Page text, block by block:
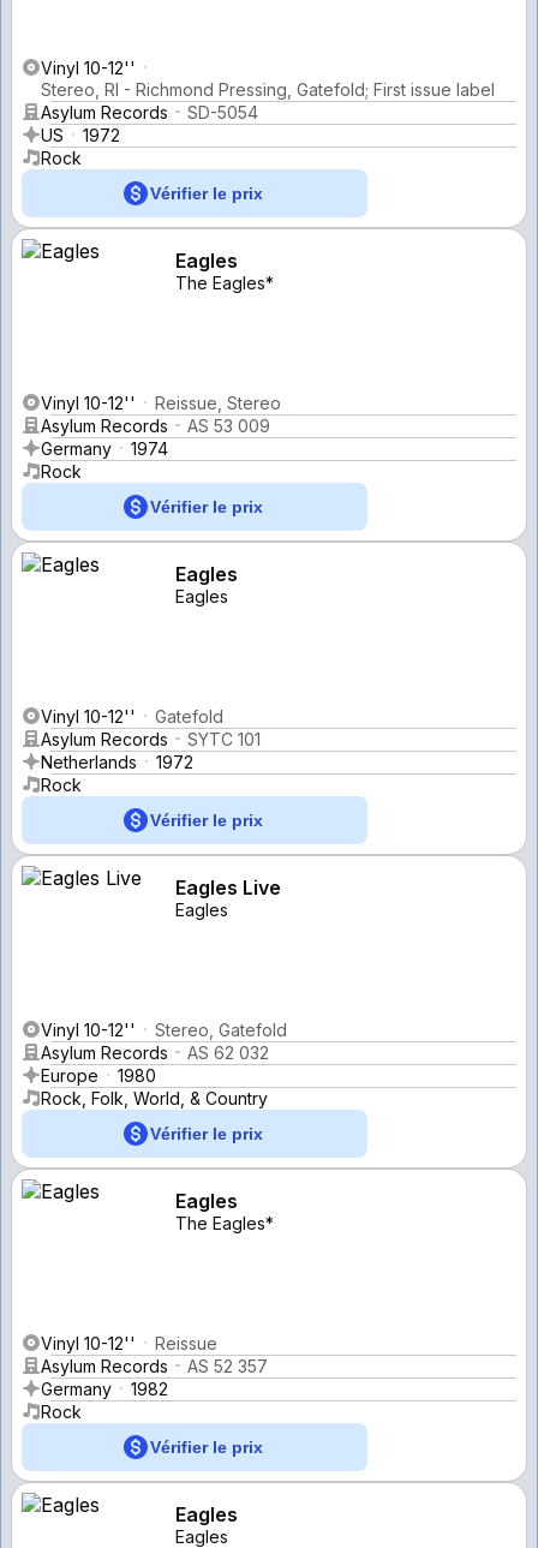
Vinyl 10-12''
Stereo, RI - Richmond Pressing, Gatefold; First issue label
Asylum Records
SD-5054
US
1972
Rock
Vérifier le prix
Eagles
The Eagles*
Vinyl 10-12''
Reissue, Stereo
Asylum Records
AS 53 009
Germany
1974
Rock
Vérifier le prix
Eagles
Eagles
Vinyl 10-12''
Gatefold
Asylum Records
SYTC 101
Netherlands
1972
Rock
Vérifier le prix
Eagles Live
Eagles
Vinyl 10-12''
Stereo, Gatefold
Asylum Records
AS 62 032
Europe
1980
Rock, Folk, World, & Country
Vérifier le prix
Eagles
The Eagles*
Vinyl 10-12''
Reissue
Asylum Records
AS 52 357
Germany
1982
Rock
Vérifier le prix
Eagles
Eagles